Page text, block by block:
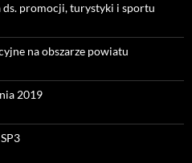
ds. promocji, turystyki i sportu
na obszarze powiatu
2019